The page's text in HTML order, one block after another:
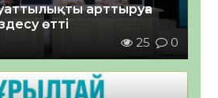
арттыруға
өтті
25 0